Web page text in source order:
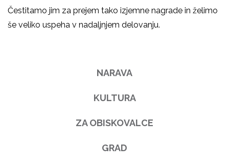
Čestitamo jim za prejem tako izjemne nagrade in želimo
še veliko uspeha v nadaljnjem delovanju.
NARAVA
KULTURA
ZA OBISKOVALCE
GRAD